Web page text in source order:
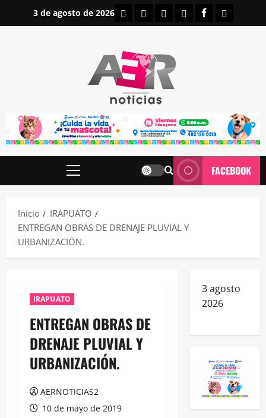
3 de agosto de 2026 INICIOIRAPUATO
ESTATALES
NACIONALES
FACEBOOK
Menú
FACEBOOK
Inicio
IRAPUATO
ENTREGAN OBRAS DE DRENAJE PLUVIAL Y
URBANIZACIÓN.
IRAPUATO
ENTREGAN OBRAS DE
DRENAJE PLUVIAL Y
URBANIZACIÓN.
AERNOTICIAS2
10 de mayo de 2019
3 agosto
2026